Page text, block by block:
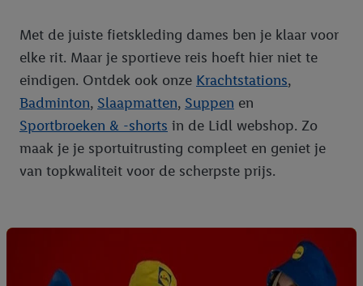
Met de juiste fietskleding dames ben je klaar voor
elke rit. Maar je sportieve reis hoeft hier niet te
eindigen. Ontdek ook onze Krachtstations,
Badminton, Slaapmatten, Suppen en
Sportbroeken & -shorts in de Lidl webshop. Zo
maak je je sportuitrusting compleet en geniet je
van topkwaliteit voor de scherpste prijs.